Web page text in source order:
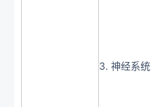
3. 神经系统